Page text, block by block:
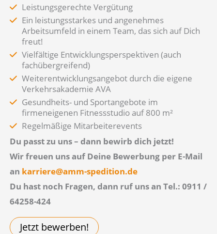
Leistungsgerechte Vergütung
Ein leistungsstarkes und angenehmes
Arbeitsumfeld in einem Team, das sich auf Dich
freut!
Vielfältige Entwicklungsperspektiven (auch
fachübergreifend)
Weiterentwicklungsangebot durch die eigene
Verkehrsakademie AVA
Gesundheits- und Sportangebote im
firmeneigenen Fitnessstudio auf 800 m²
Regelmäßige Mitarbeiterevents
Du passt zu uns – dann bewirb dich jetzt!
Wir freuen uns auf Deine Bewerbung per E-Mail
an karriere@amm-spedition.de
Du hast noch Fragen, dann ruf uns an Tel.: 0911 /
64258-424
Jetzt bewerben!